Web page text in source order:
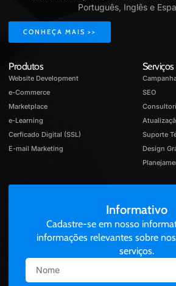
Português, Inglês e
CONHEÇA MAIS >>
Produtos
Website Development
e-Commerce
Marketplace
e-Learning
Cerficado Digital (SSL)
E-mail Marketing
Serviços
SEO
Suporte
Design
Informativo
Cadastre-se em nosso
informações relevantes sobre
serviços.